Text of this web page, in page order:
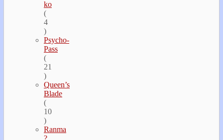
ko
(
4
)
Psycho-
Pass
(
21
)
Queen’s
Blade
(
10
)
Ranma
?